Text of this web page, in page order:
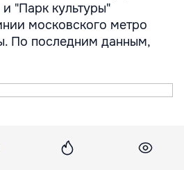
"Парк культуры"
московского метро
По последним данным,
/ РИА Новости /. НАТО